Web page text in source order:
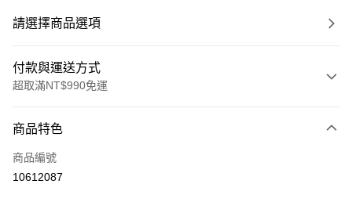
請選擇商品選項
付款與運送方式
超取滿NT$990免運
信用卡一次付款
超商取貨付款
商品特色
商品編號
10612087